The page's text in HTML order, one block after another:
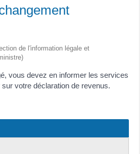
de l'information légale et
vous devez en informer les services
votre déclaration de revenus.